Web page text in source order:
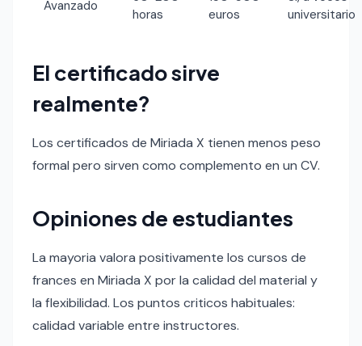
Avanzado
horas
euros
universitario
El certificado sirve
realmente?
Los certificados de Miriada X tienen menos peso
formal pero sirven como complemento en un CV.
Opiniones de estudiantes
La mayoria valora positivamente los cursos de
frances en Miriada X por la calidad del material y
la flexibilidad. Los puntos criticos habituales:
calidad variable entre instructores.